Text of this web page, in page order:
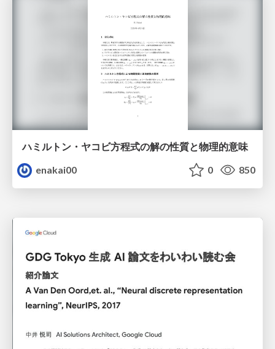
ハミルトン・ヤコビ方程式の解の性質と物理的意味
enakai00
0 850